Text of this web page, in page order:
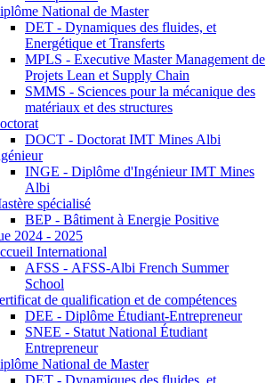
National de Master
DET - Dynamiques des fluides, et
Energétique et Transferts
MPLS - Executive Master Management de
Projets Lean et Supply Chain
SMMS - Sciences pour la mécanique des
matériaux et des structures
DOCT - Doctorat IMT Mines Albi
INGE - Diplôme d'Ingénieur IMT Mines
Albi
spécialisé
BEP - Bâtiment à Energie Positive
2024 - 2025
International
AFSS - AFSS-Albi French Summer
School
de qualification et de compétences
DEE - Diplôme Étudiant-Entrepreneur
SNEE - Statut National Étudiant
Entrepreneur
National de Master
DET - Dynamiques des fluides, et